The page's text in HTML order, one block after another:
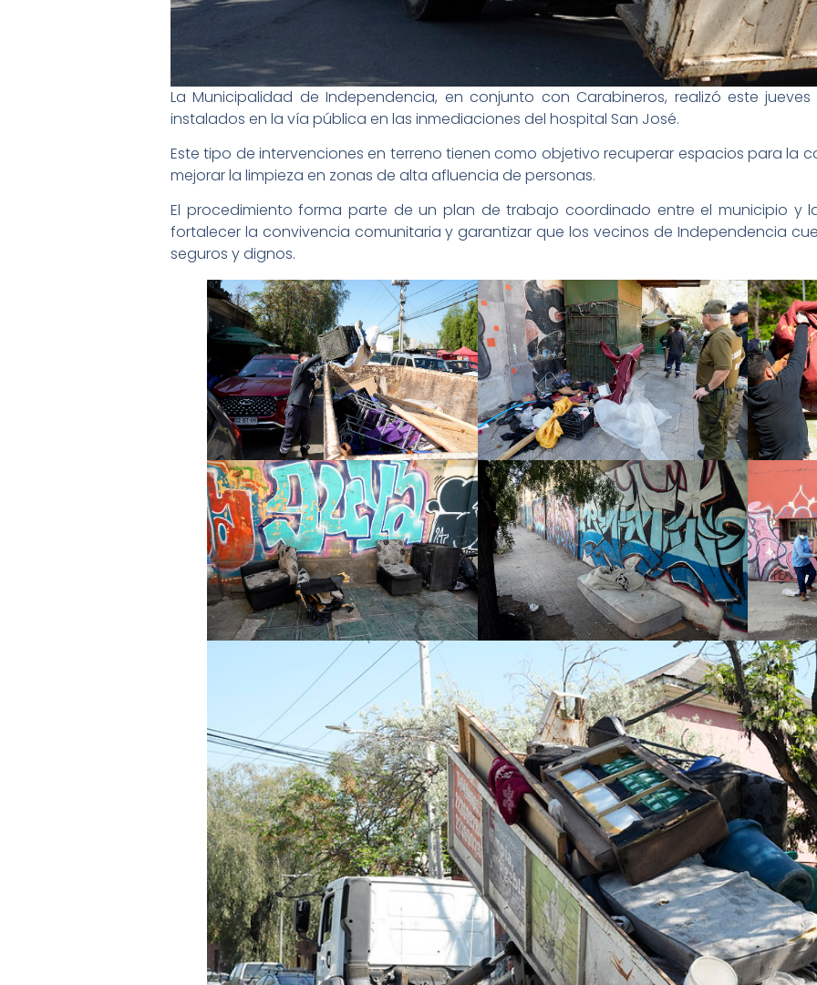
La Municipalidad de Independencia, en conjunto con Carabineros, realizó este
instalados en la vía pública en las inmediaciones del hospital San José.
Este tipo de intervenciones en terreno tienen como objetivo recuperar espacios para la
mejorar la limpieza en zonas de alta afluencia de personas.
El procedimiento forma parte de un plan de trabajo coordinado entre el municipio y
fortalecer la convivencia comunitaria y garantizar que los vecinos de Independencia
seguros y dignos.